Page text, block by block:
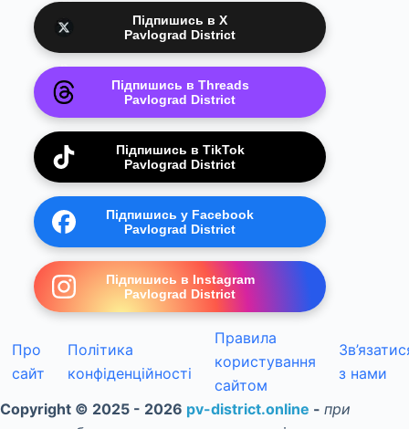
Підпишись в X
Pavlograd District
Підпишись в Threads
Pavlograd District
Підпишись в TikTok
Pavlograd District
Підпишись у Facebook
Pavlograd District
Підпишись в Instagram
Pavlograd District
Про
сайт
Політика
конфіденційності
Правила
користування
сайтом
з нами
Copyright © 2025 - 2026 pv-district.online - при